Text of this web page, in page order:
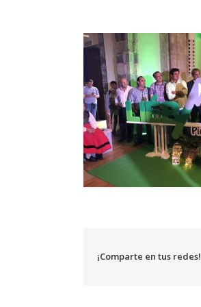
¡Comparte en tus redes!